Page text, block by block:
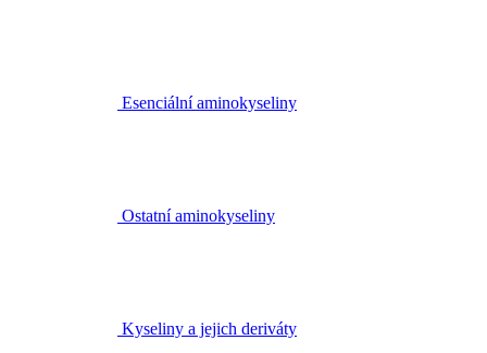
Esenciální aminokyseliny
Ostatní aminokyseliny
Kyseliny a jejich deriváty